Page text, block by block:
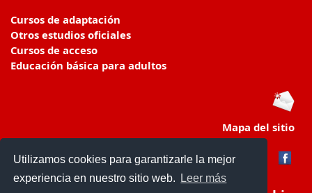
Utilizamos cookies para garantizarle la mejor
experiencia en nuestro sitio web.
Leer más
Cursos de adaptación
Otros estudios oficiales
Cursos de acceso
Educación básica para adultos
Mapa del sitio